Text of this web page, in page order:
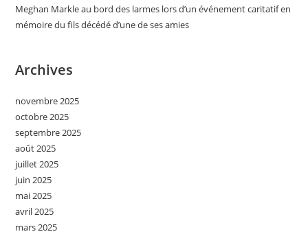
Meghan Markle au bord des larmes lors d’un événement caritatif en
mémoire du fils décédé d’une de ses amies
Archives
novembre 2025
octobre 2025
septembre 2025
août 2025
juillet 2025
juin 2025
mai 2025
avril 2025
mars 2025